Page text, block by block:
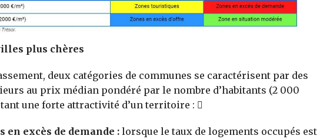
plus chères
deux catégories de communes se caractérisent par des
au prix médian pondéré par le nombre d’habitants (2 000
une forte attractivité d’un territoire : 
en excès de demande :lorsque le taux de logements occupés est